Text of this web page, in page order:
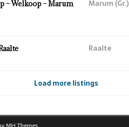
– Welkoop – Marum
Marum (Gr.)
Raalte
Load more listings